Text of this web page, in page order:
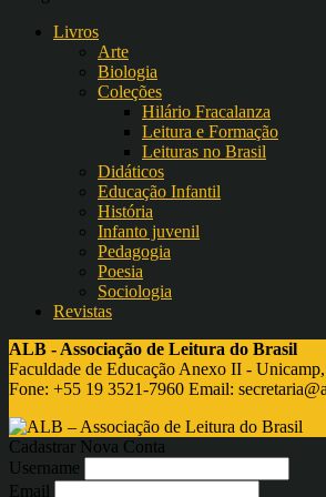
Livros
Arte
Biologia
Coleções
Hilário Fracalanza
Leitura e Formação
Leituras no Brasil
Didáticos
Educação Infantil
História
Infanto juvenil
Pedagogia
Poesia
Sociologia
Revistas
ALB - Associação de Leitura do Brasil
Faculdade de Educação Anexo II -
Fone: +55 19 3521-7960 Email:
Cadastrar Nova Conta
Username
Email